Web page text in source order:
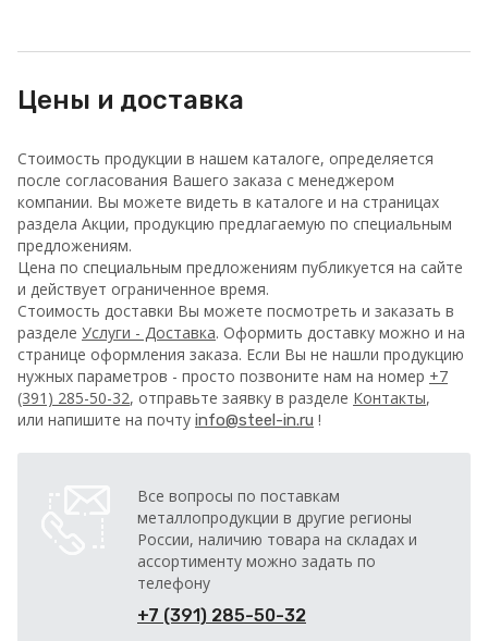
Цены и доставка
Стоимость продукции в нашем каталоге, определяется
после согласования Вашего заказа с менеджером
компании. Вы можете видеть в каталоге и на страницах
раздела Акции, продукцию предлагаемую по специальным
предложениям.
Цена по специальным предложениям публикуется на сайте
и действует ограниченное время.
Стоимость доставки Вы можете посмотреть и заказать в
разделе Услуги - Доставка. Оформить доставку можно и на
странице оформления заказа. Если Вы не нашли продукцию
нужных параметров - просто позвоните нам на номер +7
(391) 285-50-32, отправьте заявку в разделе Контакты,
или напишите на почту info@steel-in.ru !
Все вопросы по поставкам
металлопродукции в другие регионы
России, наличию товара на складах и
ассортименту можно задать по
телефону
+7 (391) 285-50-32